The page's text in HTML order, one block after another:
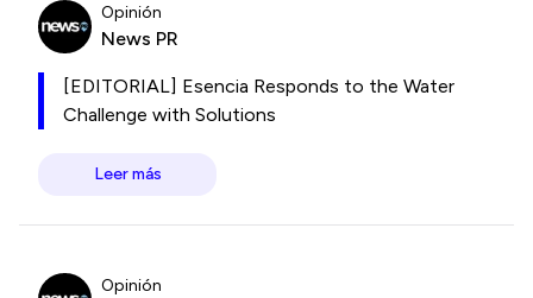
Opinión
News PR
[EDITORIAL] Esencia Responds to the Water
Challenge with Solutions
Leer más
Opinión